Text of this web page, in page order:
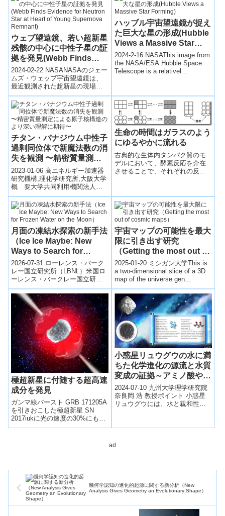
ウェブ望遠鏡、若い超新星
残骸の中心に中性子星の証
拠を発見(Webb Finds
Evidence for Neutron
Star at Heart of Young
Supernova Remnant)
2024-02-22 NASANASAのジェー
ムズ・ウェッブ宇宙望遠鏡は、
最近観測された超新星の現場で
中性子星からの放射の証拠を見
つけました。SN 1987Aと...
ハッブル宇宙望遠鏡が捉え
た巨大な星の形成(Hubble
Views a Massive Star
Forming)
2024-2-16 NASAThis image from
the NASA/ESA Hubble Space
Telescope is a relativel...
チタン・バナジウム中性子
過剰同位体で新魔法数の消
失を観測 〜精密質量測定
による原子核構造のより深
い理解に期待〜
2023-01-06 高エネルギー加速器
研究機構,理化学研究所,大阪大学
概 要大学共同利用機関法人高
エネルギー加速器研究機構
（KEK）・素粒子原子核研究
所・和光...
生命の時間はガラスのよう
にゆるやかに流れる
古典的な生体内タンパク質のモ
デルにおいて、酵素反応を介在
させることで、それぞれの反応
ことを理論的に初めて示した。
月面の凍結水探索の新手法
（Ice Ice Maybe: New
Ways to Search for
Frozen Water on the
Moon）
2026-07-31 ローレンス・バーク
レー国立研究所（LBNL）米国ロ
ーレンス・バークレー国立研究
所（Berkeley Lab）の研究チーム
は、月面の永久影領...
宇宙マップの可能性を最大
限に引き出す研究
（Getting the most out of
cosmic maps）
2025-01-20 ミシガン大学This is
a two-dimensional slice of a 3D
map of the universe gen...
極超新星に付随する超高速
成分を発見
ガンマ線バースト GRB 171205A
を引きおこした極超新星 SN
2017iukに光の速度の30%にも達
する超高速成分が付随したこと
小惑星リュウグウの水に満
ちた化学進化の源流と水質
変成の証拠～アミノ酸や核
酸塩基にいたる原材料を発
見～
2024-07-10 九州大学理学研究院
奈良岡 浩 教授ポイント 小惑星
リュウグウには、水と親和性に
ピ...
ad
幾何学認知の進化的起源に関する新分析（New
Analysis Gives Geometry an Evolutionary Shape）